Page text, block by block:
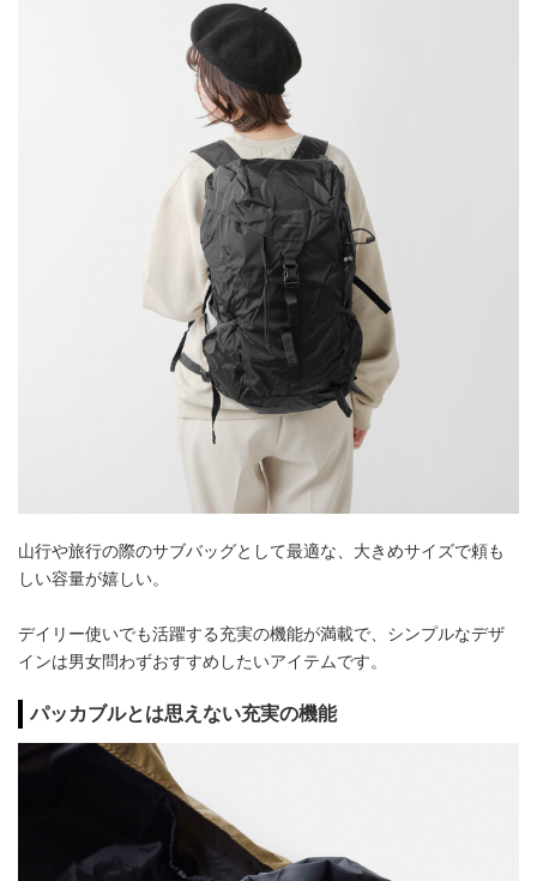
山行や旅行の際のサブバッグとして最適な、大きめサイズで頼も
しい容量が嬉しい。
デイリー使いでも活躍する充実の機能が満載で、シンプルなデザ
インは男女問わずおすすめしたいアイテムです。
パッカブルとは思えない充実の機能